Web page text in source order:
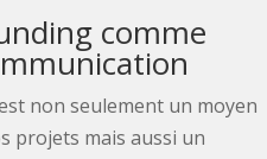
comme
non seulement un moyen
projets mais aussi un